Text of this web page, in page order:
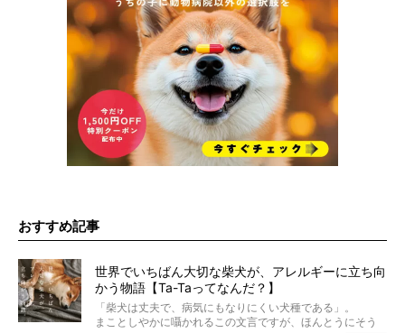
おすすめ記事
世界でいちばん大切な柴犬が、アレルギーに立ち向
かう物語【Ta-Taってなんだ？】
「柴犬は丈夫で、病気にもなりにくい犬種である」。
まことしやかに囁かれるこの文言ですが、ほんとうにそう